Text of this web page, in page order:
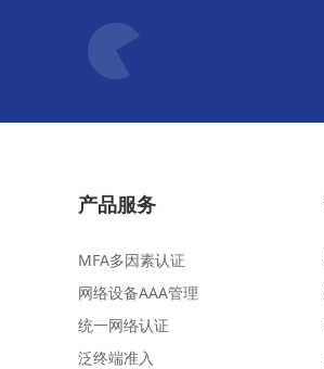
产品服务
MFA多因素认证
网络设备AAA管理
统一网络认证
泛终端准入